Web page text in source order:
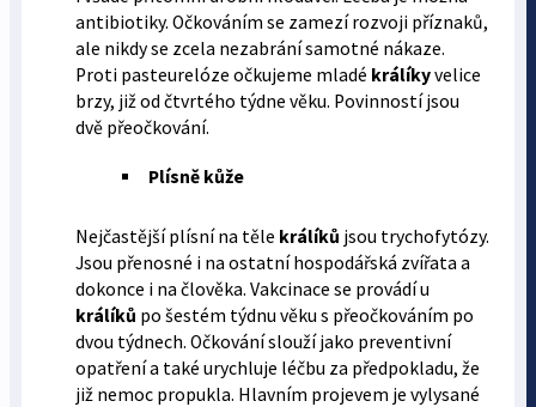
antibiotiky. Očkováním se zamezí rozvoji příznaků,
ale nikdy se zcela nezabrání samotné nákaze.
Proti pasteurelóze očkujeme mladé králíkyvelice
brzy, již od čtvrtého týdne věku. Povinností jsou
dvě přeočkování.
Plísně kůže
Nejčastější plísní na těle králíků jsou trychofytózy.
Jsou přenosné i na ostatní hospodářská zvířata a
dokonce i na člověka. Vakcinace se provádí u
králíků po šestém týdnu věku s přeočkováním po
dvou týdnech. Očkování slouží jako preventivní
opatření a také urychluje léčbu za předpokladu, že
již nemoc propukla. Hlavním projevem je vylysané